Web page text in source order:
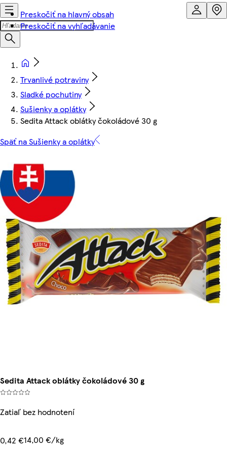
Preskočiť na hlavný obsah
Preskočiť na vyhľadávanie
Trvanlivé potraviny
Sladké pochutiny
Sušienky a oplátky
Sedita Attack oblátky čokoládové 30 g
Späť na Sušienky a oplátky
Sedita Attack oblátky čokoládové 30 g
Zatiaľ bez hodnotení
0,42 €14,00 €/kg